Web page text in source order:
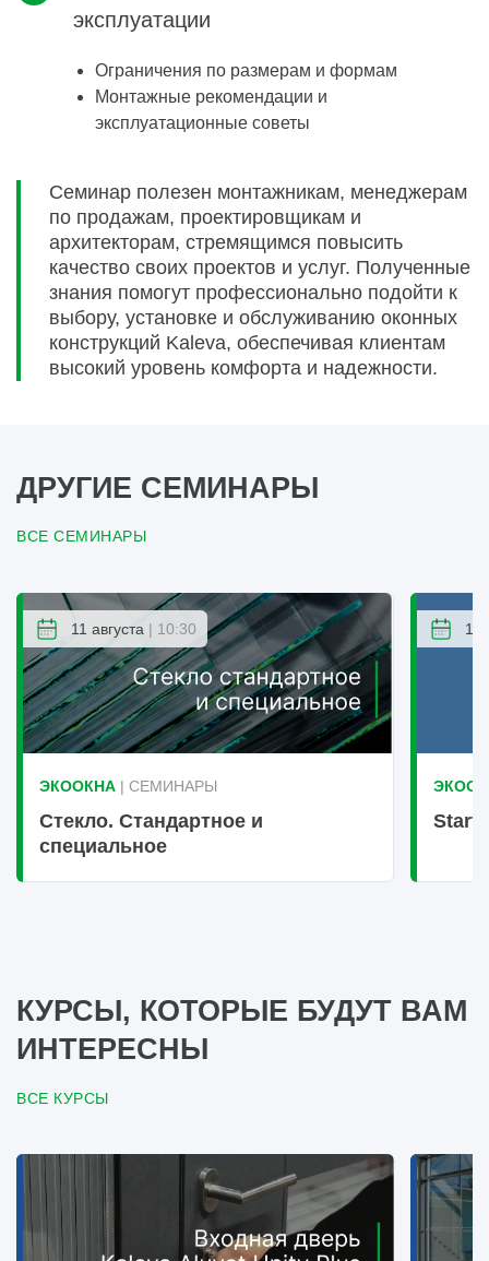
эксплуатации
Ограничения по размерам и формам
Монтажные рекомендации и
эксплуатационные советы
Семинар полезен монтажникам, менеджерам
по продажам, проектировщикам и
архитекторам, стремящимся повысить
качество своих проектов и услуг. Полученные
знания помогут профессионально подойти к
выбору, установке и обслуживанию оконных
конструкций Kaleva, обеспечивая клиентам
высокий уровень комфорта и надежности.
ДРУГИЕ СЕМИНАРЫ
ВСЕ СЕМИНАРЫ
11 августа | 10:30
ЭКООКНА | СЕМИНАРЫ
Стекло. Стандартное и
специальное
12
КУРСЫ, КОТОРЫЕ БУДУТ ВАМ
ИНТЕРЕСНЫ
ВСЕ КУРСЫ